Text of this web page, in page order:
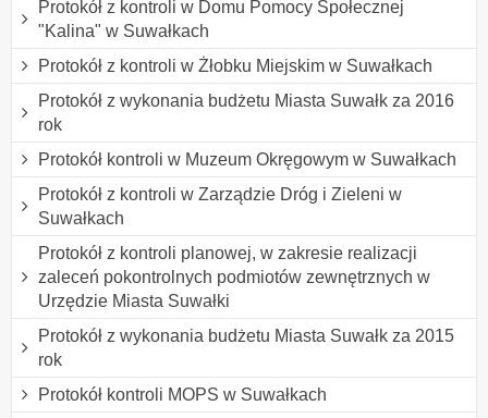
Protokół z kontroli w Domu Pomocy Społecznej
"Kalina" w Suwałkach
Protokół z kontroli w Żłobku Miejskim w Suwałkach
Protokół z wykonania budżetu Miasta Suwałk za 2016
rok
Protokół kontroli w Muzeum Okręgowym w Suwałkach
Protokół z kontroli w Zarządzie Dróg i Zieleni w
Suwałkach
Protokół z kontroli planowej, w zakresie realizacji
zaleceń pokontrolnych podmiotów zewnętrznych w
Urzędzie Miasta Suwałki
Protokół z wykonania budżetu Miasta Suwałk za 2015
rok
Protokół kontroli MOPS w Suwałkach